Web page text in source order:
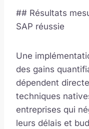
## Résultats
SAP réussie
Une
des gains
dépendent
techniques
entreprises qui
leurs délais et